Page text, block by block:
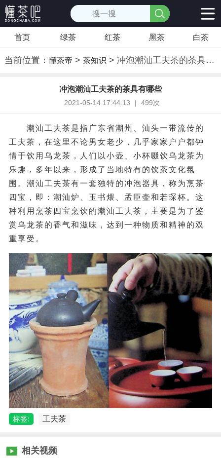
首页 绿茶 红茶 黑茶 白茶
当前位置：懂茶帝 > 茶知识 > 冲泡潮汕工夫茶的茶具有哪些
冲泡潮汕工夫茶的茶具有哪些
2021-05-14 17:44:13 | 499次
潮汕工夫茶是指广东省潮州、汕头一带流传的
工夫茶，在这里不论男女老少，几乎家家户户都钟
情于饮用乌龙茶，人们以小壶、小杯啜饮乌龙茶为
乐趣，多年以来，形成了当地特有的饮茶文化氛
围。潮汕工夫茶有一套独特的冲泡器具，称为烹茶
四宝，即：潮汕炉、玉书煨、孟臣壶和若琛杯。这
种利用烹茶四宝烹饮的潮汕工夫茶，主要是为了鉴
赏乌龙茶的香气和滋味，达到一种物质和精神的双
重享受。
标签: 工夫茶
相关视频